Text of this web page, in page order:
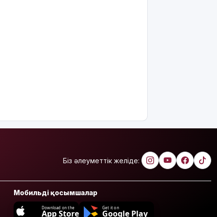
Біз әлеуметтік желіде:
Мобильді қосымшалар
Download on the
App Store
Get it on
Google Play